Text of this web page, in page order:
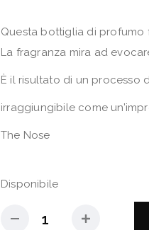
Questa bottiglia di
La fragranza mira ad
È il risultato di un processo
irraggiungibile come
The Nose
Disponibile